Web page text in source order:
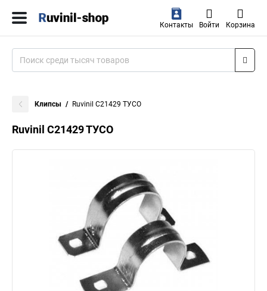
Контакты Войти Корзина
Клипсы Ruvinil С21429 ТУСО
Ruvinil С21429 ТУСО